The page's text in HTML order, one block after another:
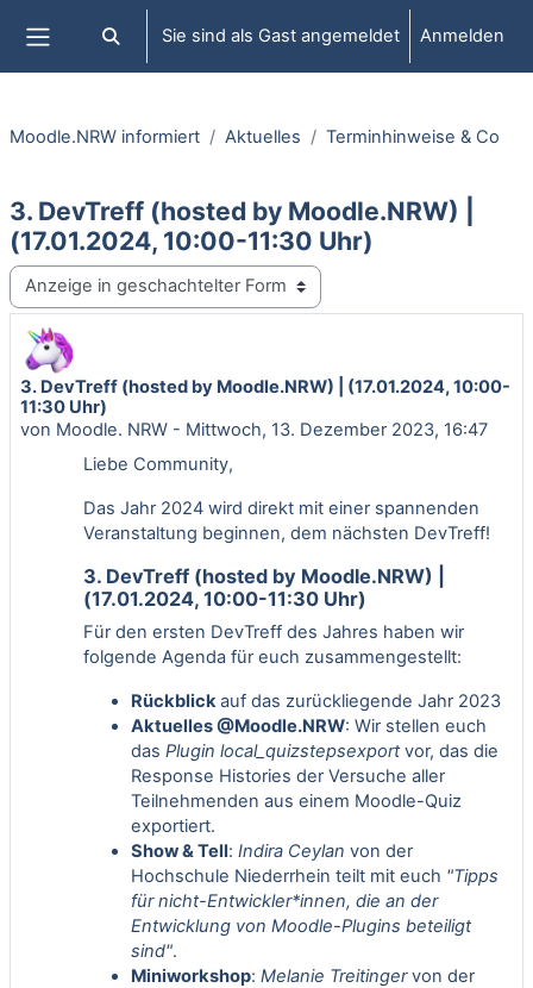
Website-Übersicht
Sucheingabe umschalten
Sie sind als Gast angemeldet Anmelden
Moodle.NRW informiert Aktuelles Terminhinweise & Co
3. DevTreff (hosted by Moodle.NRW) |
(17.01.2024, 10:00-11:30 Uhr)
Anzeigemodus
3. DevTreff (hosted by Moodle.NRW) | (17.01.2024, 10:00-
11:30 Uhr)
von Moodle. NRW - Mittwoch, 13. Dezember 2023, 16:47
Anzahl Antworten: 0
Liebe Community,
Das Jahr 2024 wird direkt mit einer spannenden
Veranstaltung beginnen, dem nächsten DevTreff!
3. DevTreff (hosted by Moodle.NRW) |
(17.01.2024, 10:00-11:30 Uhr)
Für den ersten DevTreff des Jahres haben wir
folgende Agenda für euch zusammengestellt:
Rückblickauf das zurückliegende Jahr 2023
Aktuelles @Moodle.NRW: Wir stellen euch
das Plugin local_quizstepsexportvor, das die
Response Histories der Versuche aller
Teilnehmenden aus einem Moodle-Quiz
exportiert.
Show & Tell: Indira Ceylan von der
Hochschule Niederrhein teilt mit euch "Tipps
für nicht-Entwickler*innen, die an der
Entwicklung von Moodle-Plugins beteiligt
sind".
Miniworkshop: Melanie Treitingervon der